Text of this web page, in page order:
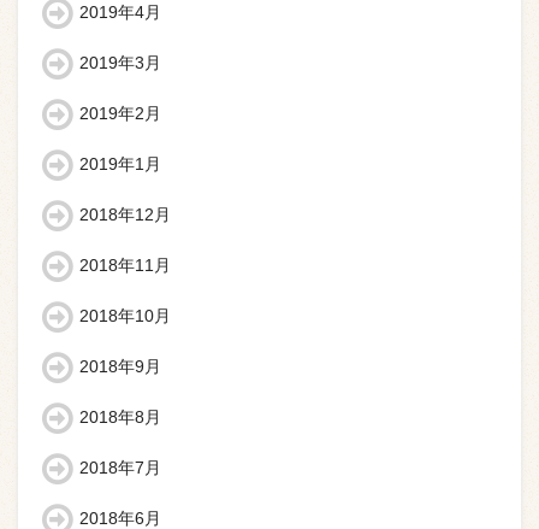
2019年4月
2019年3月
2019年2月
2019年1月
2018年12月
2018年11月
2018年10月
2018年9月
2018年8月
2018年7月
2018年6月